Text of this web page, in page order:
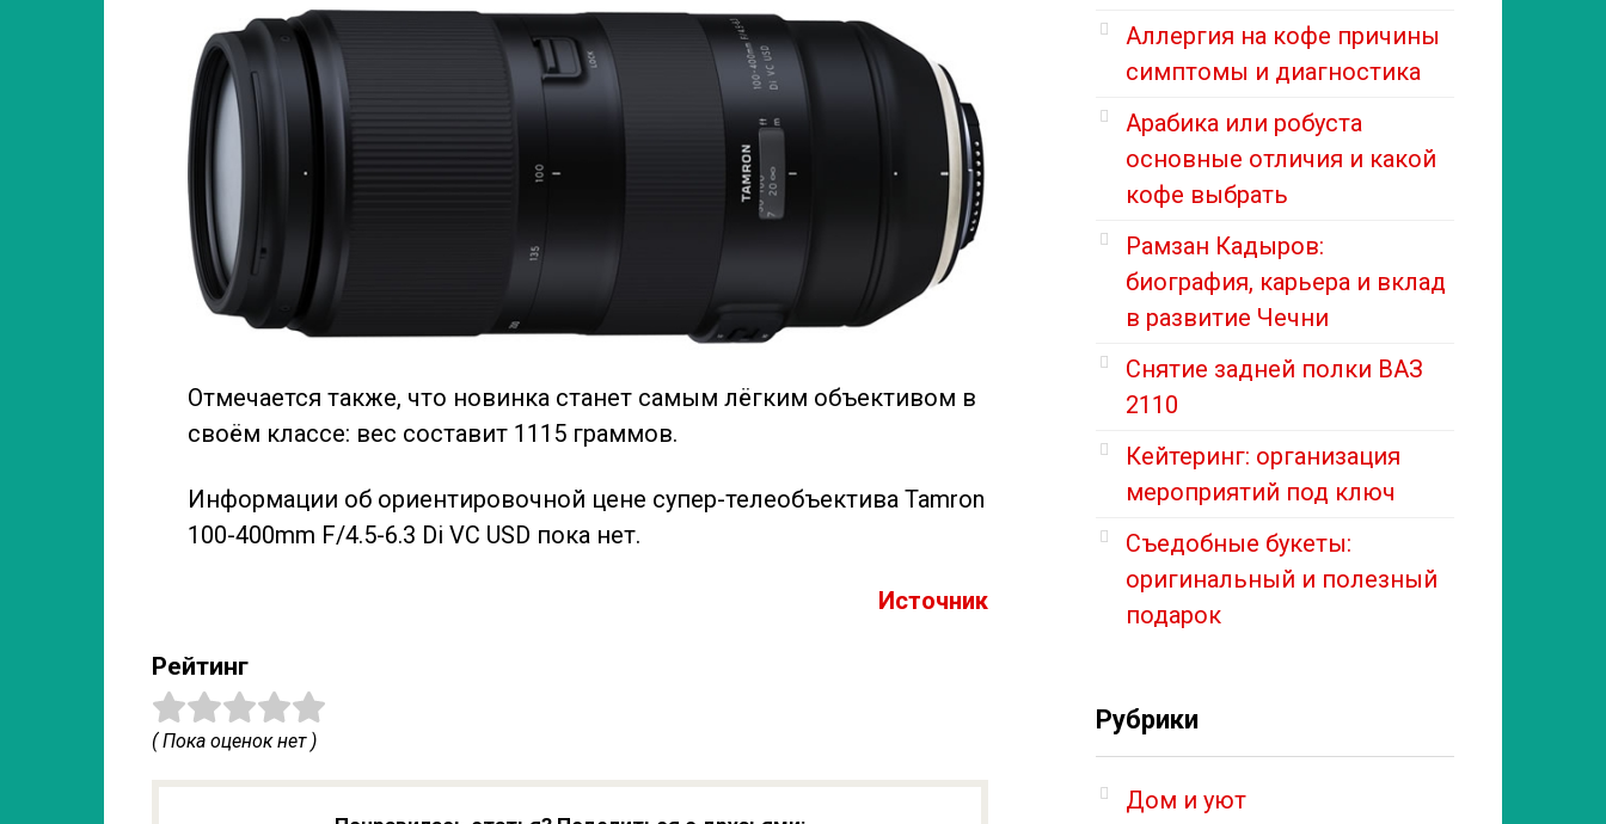
Отмечается также, что новинка станет самым лёгким объективом в
своём классе: вес составит 1115 граммов.
Информации об ориентировочной цене супер-телеобъектива Tamron
100-400mm F/4.5-6.3 Di VC USD пока нет.
Источник
Рейтинг
( Пока оценок нет )
Аллергия на кофе причины
симптомы и диагностика
Арабика или робуста
основные отличия и какой
кофе выбрать
Рамзан Кадыров:
биография, карьера и вклад
в развитие Чечни
Снятие задней полки ВАЗ
2110
Кейтеринг: организация
мероприятий под ключ
Съедобные букеты:
оригинальный и полезный
подарок
Рубрики
Дом и уют